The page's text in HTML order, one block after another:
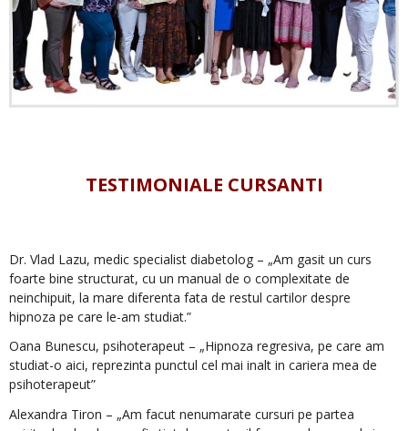
TESTIMONIALE CURSANTI
Dr. Vlad Lazu, medic specialist diabetolog – „Am gasit un curs
foarte bine structurat, cu un manual de o complexitate de
neinchipuit, la mare diferenta fata de restul cartilor despre
hipnoza pe care le-am studiat.”
Oana Bunescu, psihoterapeut – „Hipnoza regresiva, pe care am
studiat-o aici, reprezinta punctul cel mai inalt in cariera mea de
psihoterapeut”
Alexandra Tiron – „Am facut nenumarate cursuri pe partea